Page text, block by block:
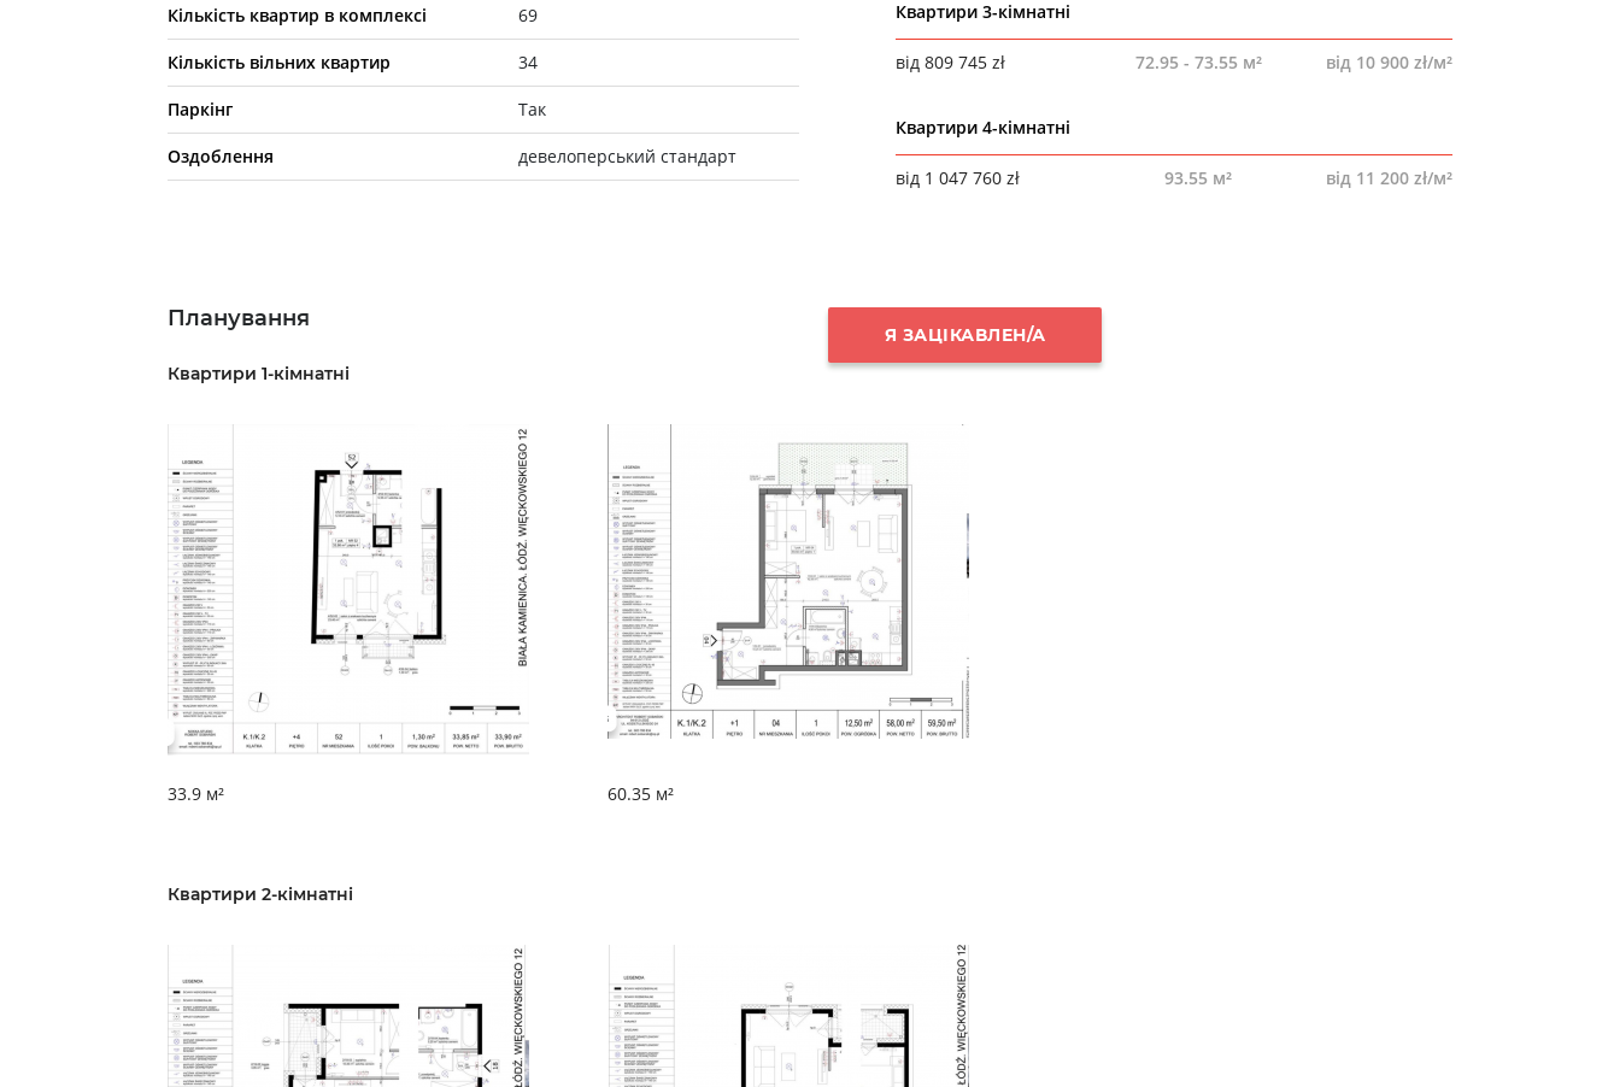
Кількість квартир в комплексі 69
Кількість вільних квартир 34
Паркінг Так
Оздоблення девелоперський стандарт
Квартири 3-кімнатні
від 809 745 zł 72.95 - 73.55 м² від 10 900 zł/м²
Квартири 4-кімнатні
від 1 047 760 zł 93.55 м² від 11 200 zł/м²
Планування
Я ЗАЦІКАВЛЕН/А
Квартири 1-кімнатні
33.9 м² 60.35 м²
Квартири 2-кімнатні